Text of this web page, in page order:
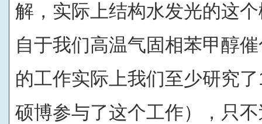
解，实际上结构水发光的这
自于我们高温气固相苯甲醇
的工作实际上我们至少研究
硕博参与了这个工作），只